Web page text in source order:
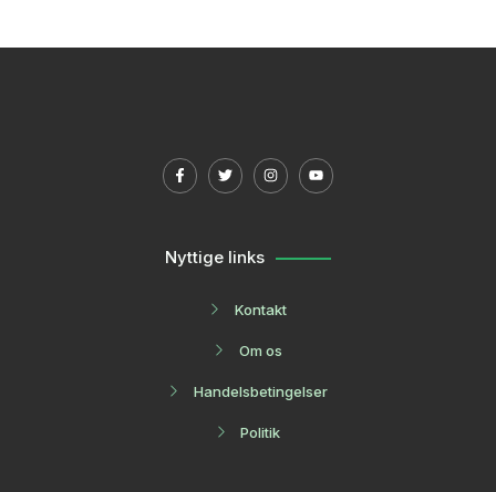
Nyttige links
Kontakt
Om os
Handelsbetingelser
Politik